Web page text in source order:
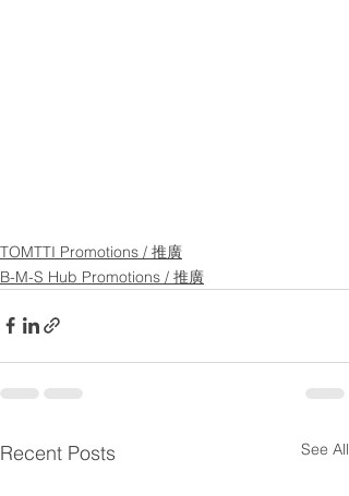
TOMTTI Promotions / 推廣
B-M-S Hub Promotions / 推廣
Recent Posts See All